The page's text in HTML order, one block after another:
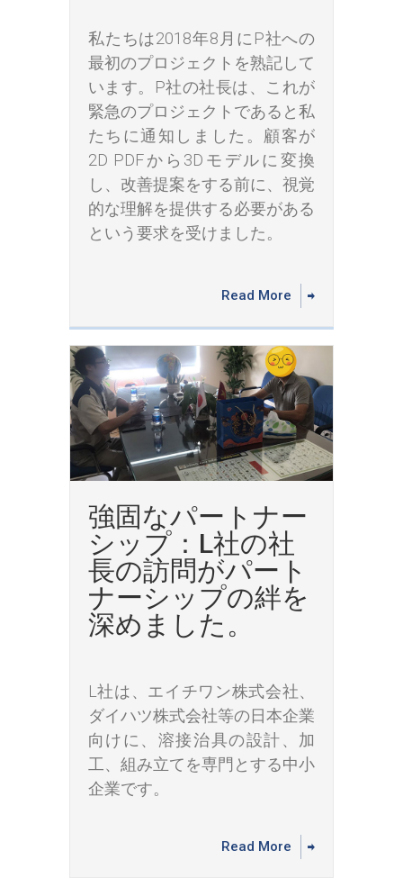
私たちは2018年8月にP社への
最初のプロジェクトを熟記して
います。P社の社長は、これが
緊急のプロジェクトであると私
たちに通知しました。顧客が
2D PDFから3Dモデルに変換
し、改善提案をする前に、視覚
的な理解を提供する必要がある
という要求を受けました。
Read More
強固なパートナー
シップ：L社の社
長の訪問がパート
ナーシップの絆を
深めました。
L社は、エイチワン株式会社、
ダイハツ株式会社等の日本企業
向けに、溶接治具の設計、加
工、組み立てを専門とする中小
企業です。
Read More